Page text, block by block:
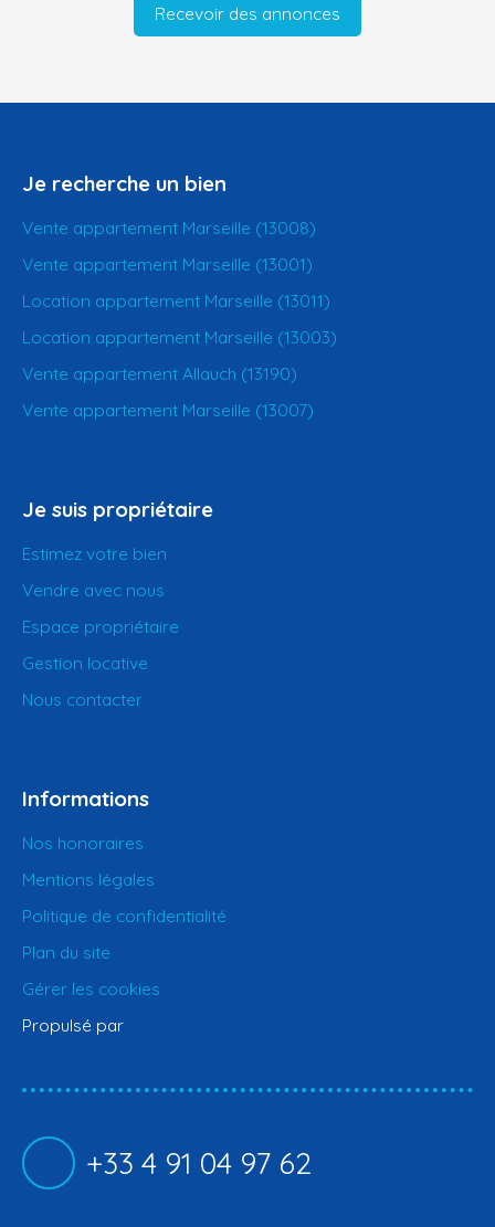
Recevoir des annonces
Je recherche un bien
Vente appartement Marseille (13008)
Vente appartement Marseille (13001)
Location appartement Marseille (13011)
Location appartement Marseille (13003)
Vente appartement Allauch (13190)
Vente appartement Marseille (13007)
Je suis propriétaire
Estimez votre bien
Vendre avec nous
Espace propriétaire
Gestion locative
Nous contacter
Informations
Nos honoraires
Mentions légales
Politique de confidentialité
Plan du site
Gérer les cookies
Propulsé par
+33 4 91 04 97 62